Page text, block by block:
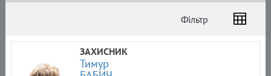
Фільтр
Список
Амплуа
Громадянство
ЗАХИСНИК
Тимур